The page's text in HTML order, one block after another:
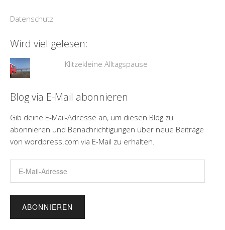
Datenschutz
Wird viel gelesen:
Klitzekleine Alltagspause
Blog via E-Mail abonnieren
Gib deine E-Mail-Adresse an, um diesen Blog zu
abonnieren und Benachrichtigungen über neue Beiträge
von wordpress.com via E-Mail zu erhalten.
Mail-